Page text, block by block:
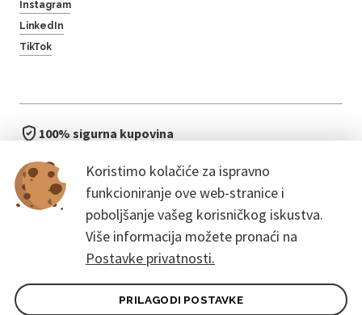
Koristimo kolačiće za ispravno
funkcioniranje ove web-stranice i
poboljšanje vašeg korisničkog iskustva.
Više informacija možete pronaći na
Postavke privatnosti.
PRILAGODI POSTAVKE
Instagram
LinkedIn
TikTok
100% sigurna kupovina
bez čekanja u redu
Opći uvjeti ugovora za kupce